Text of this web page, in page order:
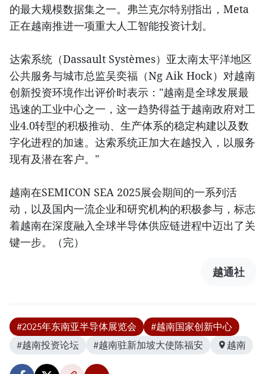
的最大规模数据集之一。弗兰克尔特别指出，Meta
正在越南推进一项重大人工智能投资计划。
达索系统（Dassault Systèmes）亚太南太平洋地区
公共服务与城市总监吴奕福（Ng Aik Hock）对越南
创新投资环境作出评价时表示："越南是全球发展最
迅速的工业中心之一，这一趋势得益于越南政府对工
业4.0转型的积极推动、生产体系的稳定构建以及数
字化进程的加速。达索系统正加大在越投入，以服务
现有及潜在客户。"
越南在SEMICON SEA 2025展会期间的一系列活
动，以及国内一流企业和研究机构的积极参与，标志
着越南在深度融入全球半导体供应链进程中迈出了关
键一步。（完）
越通社
#2025年东南亚半导体展览会
#越南国家创新中心
#越南投资论坛
#越南驻新加坡大使陈福安 越南